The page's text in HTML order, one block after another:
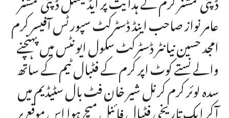
عامر نواز صاحب اینڈ ڈسٹرکٹ سپورٹس آفیسر کرم
امجد حسین نیانٹر ڈسٹرکٹ سکول ایونٹس میں پہنچنے
والے نستے کوٹ اپر کرم کے فٹبال ٹیم کے ساتھ
سدہ لوئر کرم کرنل شیر خان فٹ بال سٹیڈیم میں
آکر ایک تاریخی فٹبال فائنل میچ ہوا اس موقع پر